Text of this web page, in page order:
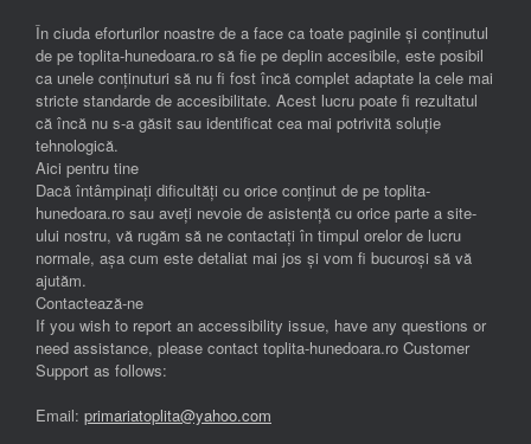
În ciuda eforturilor noastre de a face ca toate paginile și conținutul
de pe toplita-hunedoara.ro să fie pe deplin accesibile, este posibil
ca unele conținuturi să nu fi fost încă complet adaptate la cele mai
stricte standarde de accesibilitate. Acest lucru poate fi rezultatul
că încă nu s-a găsit sau identificat cea mai potrivită soluție
tehnologică.
Aici pentru tine
Dacă întâmpinați dificultăți cu orice conținut de pe toplita-
hunedoara.ro sau aveți nevoie de asistență cu orice parte a site-
ului nostru, vă rugăm să ne contactați în timpul orelor de lucru
normale, așa cum este detaliat mai jos și vom fi bucuroși să vă
ajutăm.
Contactează-ne
If you wish to report an accessibility issue, have any questions or
need assistance, please contact toplita-hunedoara.ro Customer
Support as follows:
Email: primariatoplita@yahoo.com